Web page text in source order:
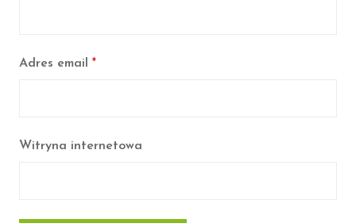
Adres email *
Witryna internetowa